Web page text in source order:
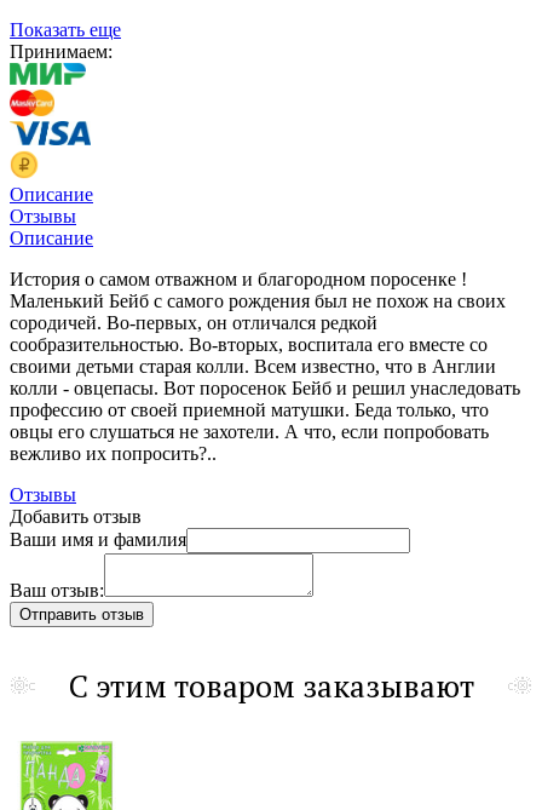
Показать еще
Принимаем:
Описание
Отзывы
Описание
История о самом отважном и благородном поросенке !
Маленький Бейб с самого рождения был не похож на своих
сородичей. Во-первых, он отличался редкой
сообразительностью. Во-вторых, воспитала его вместе со
своими детьми старая колли. Всем известно, что в Англии
колли - овцепасы. Вот поросенок Бейб и решил унаследовать
профессию от своей приемной матушки. Беда только, что
овцы его слушаться не захотели. А что, если попробовать
вежливо их попросить?..
Отзывы
Добавить отзыв
Ваши имя и фамилия
Ваш отзыв:
С этим товаром заказывают